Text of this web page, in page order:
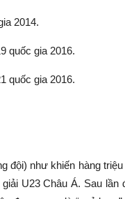
2014.
quốc gia 2016.
quốc gia 2016.
đội) như khiến hàng
U23 Châu Á. Sau lần